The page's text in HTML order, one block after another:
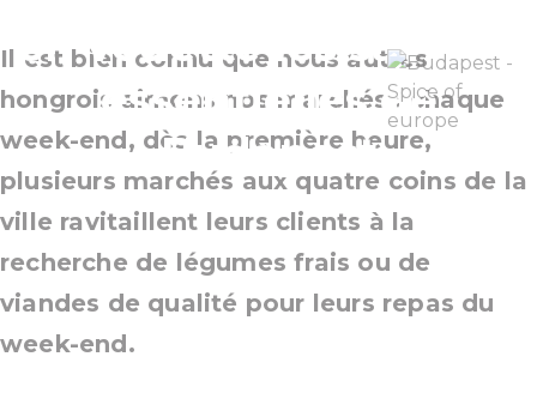
en vedette les saveurs
essentielles de
Budapest
Il est bien connu que nous autres
hongrois aimons nos marchés : chaque
week-end, dès la première heure,
plusieurs marchés aux quatre coins de la
ville ravitaillent leurs clients à la
recherche de légumes frais ou de
viandes de qualité pour leurs repas du
week-end.